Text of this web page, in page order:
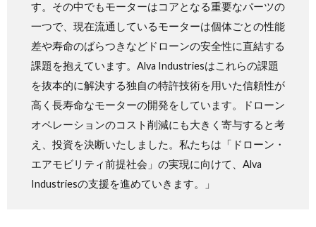
す。その中でもモーターはコアとなる重要なパーツの
一つで、現在流通しているモーターは個体ごとの性能
差や寿命のばらつきなどドローンの安全性に直結する
課題を抱えています。Alva Industriesはこれらの課題
を抜本的に解決する独自の特許技術を用いた信頼性が
高く長寿命なモーターの開発をしています。ドローン
オペレーションのコスト削減にも大きく寄与すると考
え、投資を決断いたしました。私たちは「ドローン・
エアモビリティ前提社会」の実現に向けて、Alva
Industriesの支援を進めていきます。」